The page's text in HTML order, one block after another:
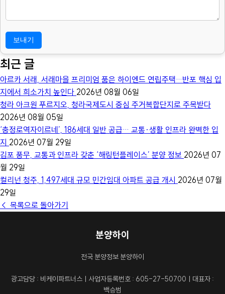
최근 글
아르카 서래, 서래마을 프리미엄 품은 하이엔드 연립주택…반포 핵심 입
지에서 희소가치 높인다 2026년 08월 06일
청라 아크원 푸르지오, 청라국제도시 중심 주거복합단지로 주목받다
2026년 08월 05일
‘충정로역자이르네’, 186세대 일반 공급… 교통·생활 인프라 완벽한 입
지 2026년 07월 29일
김포 풍무, 교통과 인프라 갖춘 ‘해링턴플레이스’ 분양 정보 2026년 07
월 29일
컬리넌 청주, 1,497세대 규모 민간임대 아파트 공급 개시 2026년 07월
29일
← 목록으로 돌아가기
분양하이
전국 분양정보 분양하이
광고담당 : 비케이파트너스ㅣ사업자등록번호 : 605-27-50700ㅣ대표자 :
백승범